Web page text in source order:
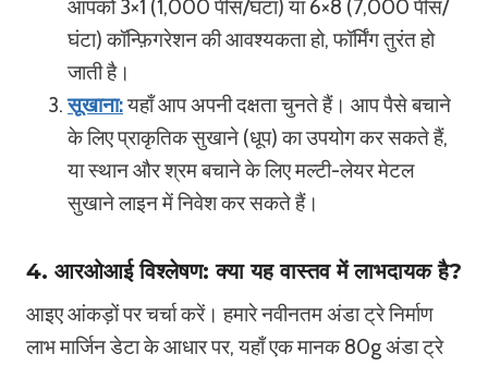
आपको 3×1 (1,000 पीस/घंटा) या 6×8 (7,000 पीस/
घंटा) कॉन्फ़िगरेशन की आवश्यकता हो, फॉर्मिंग तुरंत हो
जाती है।
सूखाना:यहाँ आप अपनी दक्षता चुनते हैं। आप पैसे बचाने
के लिए प्राकृतिक सुखाने (धूप) का उपयोग कर सकते हैं,
या स्थान और श्रम बचाने के लिए मल्टी-लेयर मेटल
सुखाने लाइन में निवेश कर सकते हैं।
4. आरओआई विश्लेषण: क्या यह वास्तव में लाभदायक है?
आइए आंकड़ों पर चर्चा करें। हमारे नवीनतम अंडा ट्रे निर्माण
लाभ मार्जिन डेटा के आधार पर, यहाँ एक मानक 80g अंडा ट्रे